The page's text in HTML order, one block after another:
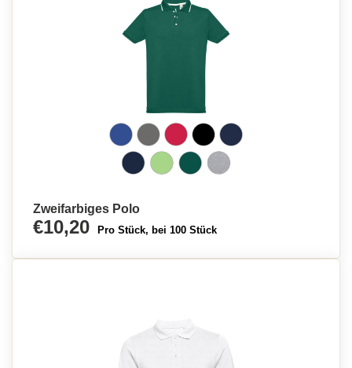
Zweifarbiges Polo
€10,20 Pro Stück, bei 100 Stück